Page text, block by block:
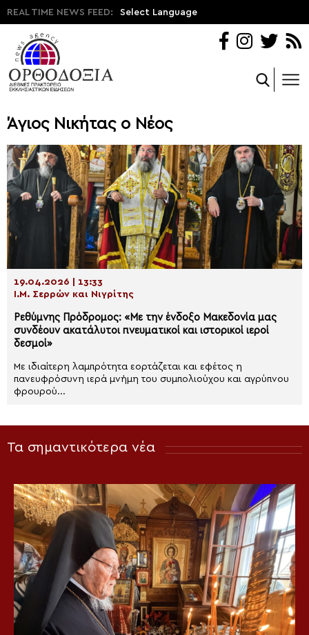
REAL TIME NEWS FEED: Select Language
Άγιος Νικήτας ο Νέος
19.04.2026 | 13:33
Ι.Μ. Σερρών και Νιγρίτης
Ρεθύμνης Πρόδρομος: «Με την ένδοξο Μακεδονία μας
συνδέουν ακατάλυτοι πνευματικοί και ιστορικοί ιεροί
δεσμοί»
Με ιδιαίτερη λαμπρότητα εορτάζεται και εφέτος η
πανευφρόσυνη ιερά μνήμη του συμπολιούχου και αγρύπνου
φρουρού...
Τα σημαντικότερα νέα